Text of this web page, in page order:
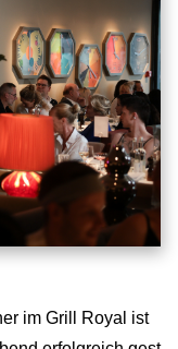
im Grill Royal ist